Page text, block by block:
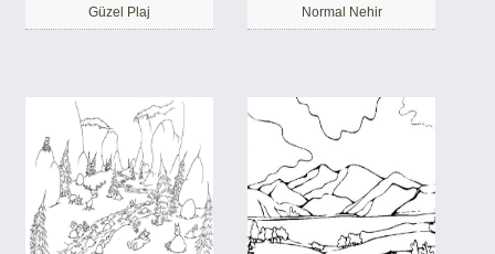
Güzel Plaj Normal Nehir